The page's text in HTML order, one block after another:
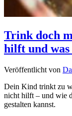
Trink doch
hilft und was
Veröffentlicht von
Dein Kind trinkt zu
nicht hilft – und wie
gestalten kannst.